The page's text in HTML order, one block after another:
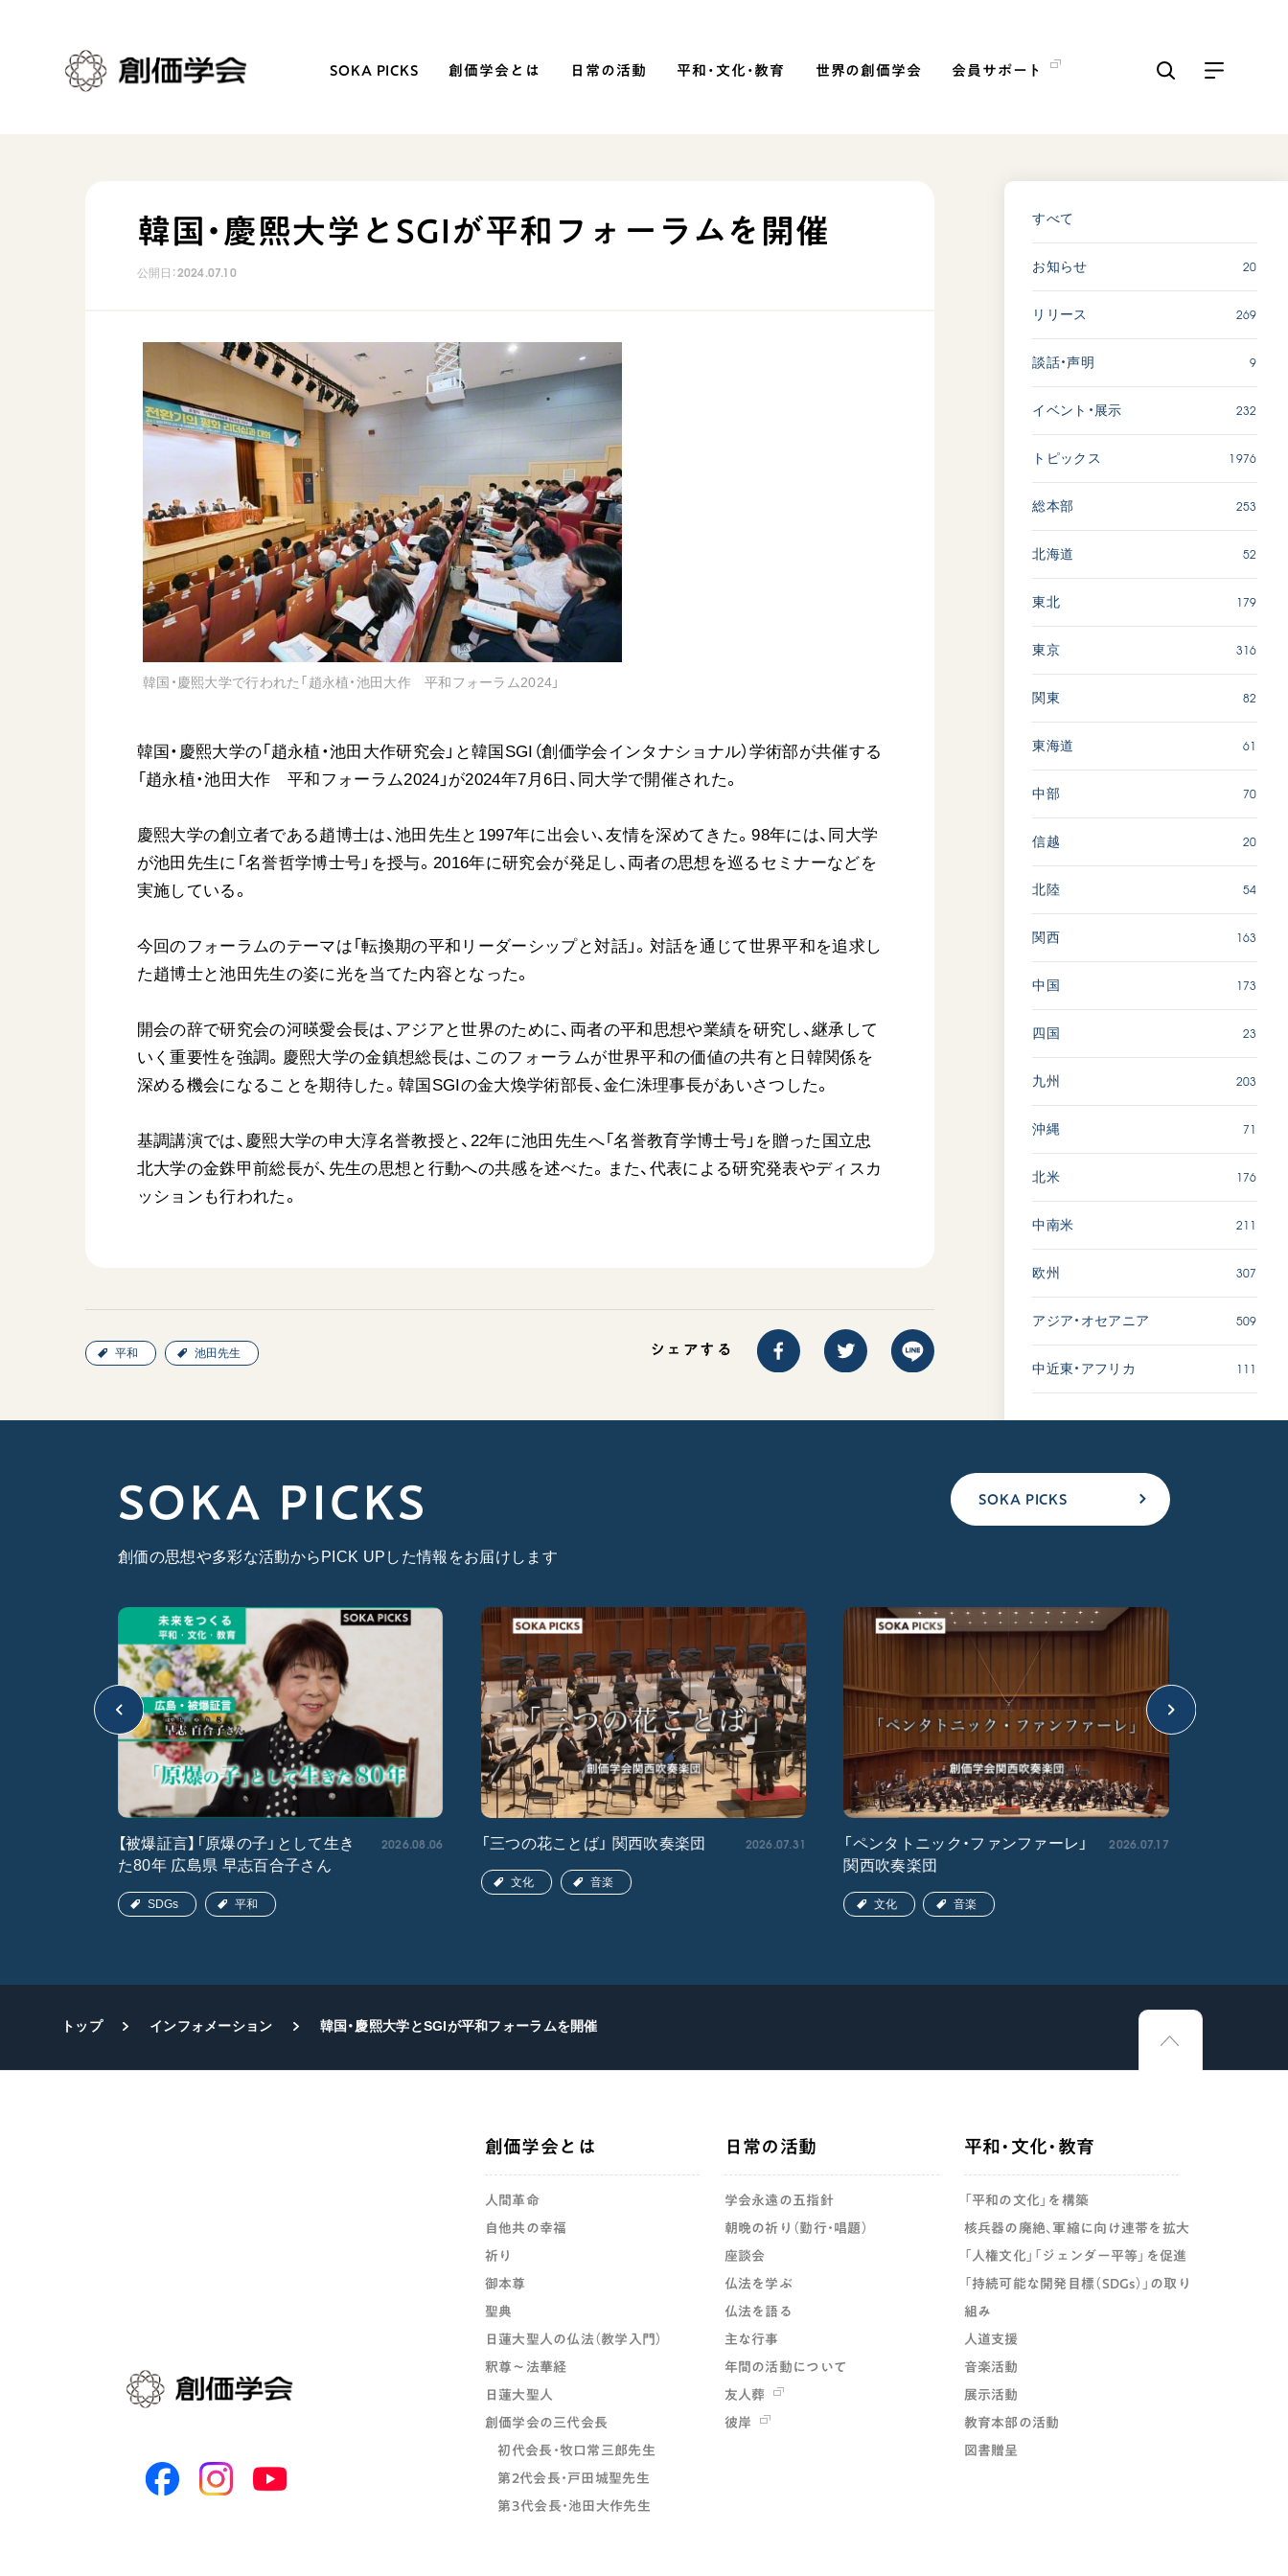
SOKA PICKS 創価学会とは 日常の活動 平和・文化・教育 世界の創価学会 会員サポート
自他共の幸福
日蓮大聖人の仏法（教学入門）
初代会長・牧口常三郎先生
第2代会長・戸田城聖先生
第3代会長・池田大作先生
学会永遠の五指針
仏法を語る
主な行事
年間の活動について
友人葬
彼岸
「平和の文化」を構築
「持続可能な開発目標（SDGs）」の
取り組み
音楽活動
展示活動
教育本部の活動
図書贈呈
世界の創価学会
各国ウェブサイト
基本情報
会員サポート
座談会御書ｅ講義
小説『新・人間革命』『人間革命』
御書検索［新版］
＜関連リンク＞
聖教ブックストア
soka youth media
SGIピースサイト
【被爆証言】「原爆の子」と
して生きた80年 広島県 早
志百…
2026.08.06
SDGs
動画
広島
「三つの花ことば」 関西吹
奏楽団
2026.07.31
文化 音楽
「ペンタトニック・ファン
ファーレ」 関西吹奏楽団
2026.07.17
韓国・慶熙大学とSGIが平和フォーラムを開催
公開日：2024.07.10
韓国・慶熙大学で行われた「趙永植・池田大作 平和フォーラム2024」
韓国・慶熙大学の「趙永植・池田大作研究会」と韓国SGI（創価学会インタナショナル）学術部が共催する
「趙永植・池田大作 平和フォーラム2024」が2024年7月6日、同大学で開催された。
慶熙大学の創立者である趙博士は、池田先生と1997年に出会い、友情を深めてきた。98年には、同大学
が池田先生に「名誉哲学博士号」を授与。2016年に研究会が発足し、両者の思想を巡るセミナーなどを
実施している。
今回のフォーラムのテーマは「転換期の平和リーダーシップと対話」。対話を通じて世界平和を追求し
た趙博士と池田先生の姿に光を当てた内容となった。
開会の辞で研究会の河暎愛会長は、アジアと世界のために、両者の平和思想や業績を研究し、継承して
いく重要性を強調。慶熙大学の金鎮想総長は、このフォーラムが世界平和の価値の共有と日韓関係を
深める機会になることを期待した。韓国SGIの金大煥学術部長、金仁洙理事長があいさつした。
基調講演では、慶熙大学の申大淳名誉教授と、22年に池田先生へ「名誉教育学博士号」を贈った国立忠
北大学の金銖甲前総長が、先生の思想と行動への共感を述べた。また、代表による研究発表やディスカ
ッションも行われた。
平和 池田先生 シェアする
すべて
お知らせ 20
リリース 269
談話・声明 9
イベント・展示 232
トピックス 1976
総本部 253
北海道 52
東北 179
東京 316
関東 82
東海道 61
中部 70
信越 20
北陸 54
関西 163
中国 173
四国 23
九州 203
沖縄 71
北米 176
中南米 211
欧州 307
アジア・オセアニア 509
中近東・アフリカ 111
SOKA PICKS
創価の思想や多彩な活動からPICK UPした情報をお届けします
SOKA PICKS
【被爆証言】「原爆の子」として生き
た80年 広島県 早志百合子さん
2026.08.06
SDGs 平和
「三つの花ことば」 関西吹奏楽団 2026.07.31
文化 音楽
「ペンタトニック・ファンファーレ」
関西吹奏楽団
2026.07.17
文化 音楽
トップ インフォメーション 韓国・慶熙大学とSGIが平和フォーラムを開催
創価学会とは
人間革命
自他共の幸福
祈り
御本尊
聖典
日蓮大聖人の仏法（教学入門）
釈尊～法華経
日蓮大聖人
創価学会の三代会長
初代会長・牧口常三郎先生
第2代会長・戸田城聖先生
第3代会長・池田大作先生
日常の活動
学会永遠の五指針
朝晩の祈り（勤行・唱題）
座談会
仏法を学ぶ
仏法を語る
主な行事
年間の活動について
友人葬
彼岸
平和・文化・教育
「平和の文化」を構築
核兵器の廃絶、軍縮に向け連帯を拡大
「人権文化」「ジェンダー平等」を促進
「持続可能な開発目標（SDGs）」の取り
組み
人道支援
音楽活動
展示活動
教育本部の活動
図書贈呈